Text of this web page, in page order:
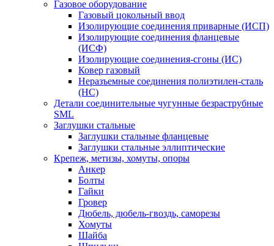
Газовое оборудование
Газовый цокольный ввод
Изолирующие соединения приварные (ИСП)
Изолирующие соединения фланцевые
(ИСФ)
Изолирующие соединения-сгоны (ИС)
Ковер газовый
Неразъемные соединения полиэтилен-сталь
(НС)
Детали соединительные чугунные безраструбные
SML
Заглушки стальные
Заглушки стальные фланцевые
Заглушки стальные эллиптические
Крепеж, метизы, хомуты, опоры
Анкер
Болты
Гайки
Гровер
Дюбель, дюбель-гвоздь, саморезы
Хомуты
Шайба